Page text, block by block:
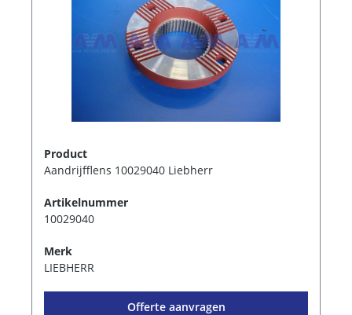
Product
Aandrijfflens 10029040 Liebherr
Artikelnummer
10029040
Merk
LIEBHERR
Offerte aanvragen